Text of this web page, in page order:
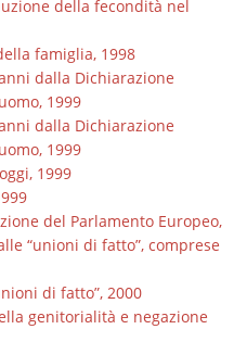
della fecondità nel
famiglia, 1998
dalla Dichiarazione
1999
dalla Dichiarazione
1999
1999
del Parlamento Europeo,
“unioni di fatto”, comprese
di fatto”, 2000
genitorialità e negazione